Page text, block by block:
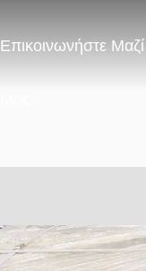
Επικοινωνήστε Μαζί